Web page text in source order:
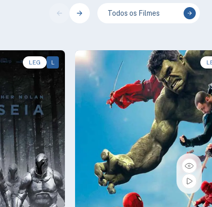
Todos os Filmes
LEG L